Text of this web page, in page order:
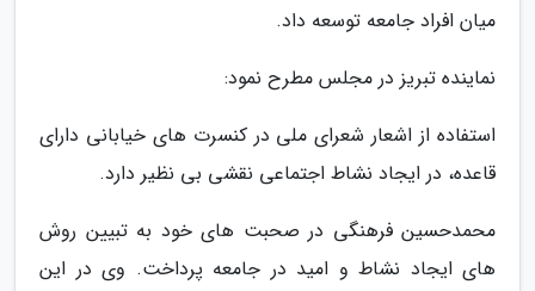
میان افراد جامعه توسعه داد.
نماینده تبریز در مجلس مطرح نمود:
استفاده از اشعار شعرای ملی در کنسرت های خیابانی دارای
قاعده، در ایجاد نشاط اجتماعی نقشی بی نظیر دارد.
محمدحسین فرهنگی در صحبت های خود به تبیین روش
های ایجاد نشاط و امید در جامعه پرداخت. وی در این